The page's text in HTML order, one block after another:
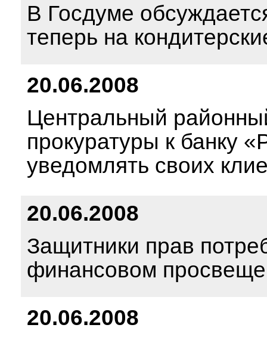
В Госдуме
теперь на
20.06.2008
Центральный
прокуратуры к банку
уведомлять своих
20.06.2008
Защитники прав
финансовом
20.06.2008